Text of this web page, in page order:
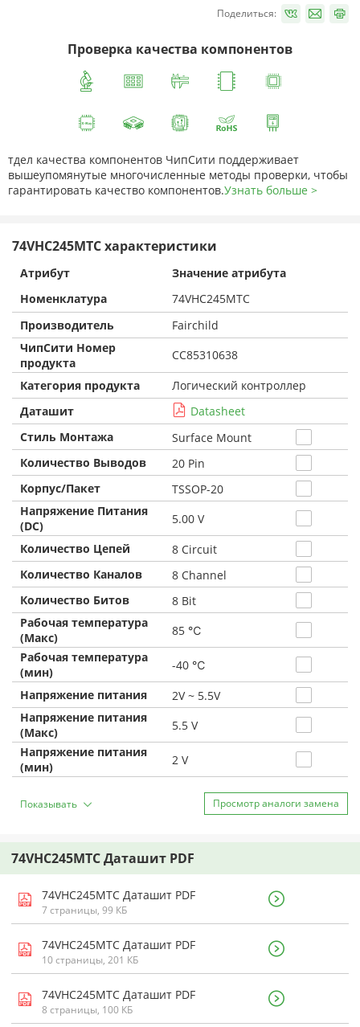
Поделиться:
Проверка качества компонентов
тдел качества компонентов ЧипСити поддерживает
вышеупомянутые многочисленные методы проверки, чтобы
гарантировать качество компонентов.Узнать больше >
74VHC245MTC характеристики
Атрибут
Значение атрибута
Номенклатура
74VHC245MTC
Производитель
Fairchild
ЧипСити Номер
продукта
CC85310638
Категория продукта
Логический контроллер
Даташит
Datasheet
Стиль Монтажа
Surface Mount
Количество Выводов
20 Pin
Корпус/Пакет
TSSOP-20
Напряжение Питания
(DC)
5.00 V
Количество Цепей
8 Circuit
Количество Каналов
8 Channel
Количество Битов
8 Bit
Рабочая температура
(Макс)
85 ℃
Рабочая температура
(мин)
-40 ℃
Напряжение питания
2V ~ 5.5V
Напряжение питания
(Макс)
5.5 V
Напряжение питания
(мин)
2 V
Показывать Просмотр аналоги замена
74VHC245MTC Даташит PDF
74VHC245MTC Даташит PDF
7 страницы, 99 КБ
74VHC245MTC Даташит PDF
10 страницы, 201 КБ
74VHC245MTC Даташит PDF
8 страницы, 100 КБ